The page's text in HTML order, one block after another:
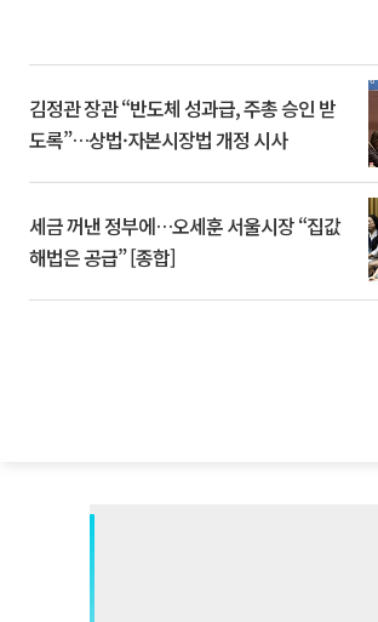
김정관 장관 “반도체 성과급, 주총 승인 받
도록”…상법·자본시장법 개정 시사
세금 꺼낸 정부에…오세훈 서울시장 “집값
해법은 공급” [종합]